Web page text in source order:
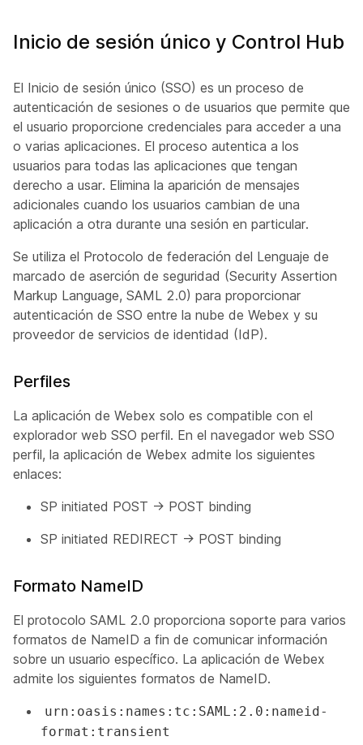
Inicio de sesión único y Control Hub
El Inicio de sesión único (SSO) es un proceso de
autenticación de sesiones o de usuarios que permite que
el usuario proporcione credenciales para acceder a una
o varias aplicaciones. El proceso autentica a los
usuarios para todas las aplicaciones que tengan
derecho a usar. Elimina la aparición de mensajes
adicionales cuando los usuarios cambian de una
aplicación a otra durante una sesión en particular.
Se utiliza el Protocolo de federación del Lenguaje de
marcado de aserción de seguridad (Security Assertion
Markup Language, SAML 2.0) para proporcionar
autenticación de SSO entre la nube de Webex y su
proveedor de servicios de identidad (IdP).
Perfiles
La aplicación de Webex solo es compatible con el
explorador web SSO perfil. En el navegador web SSO
perfil, la aplicación de Webex admite los siguientes
enlaces:
SP initiated POST -> POST binding
SP initiated REDIRECT -> POST binding
Formato NameID
El protocolo SAML 2.0 proporciona soporte para varios
formatos de NameID a fin de comunicar información
sobre un usuario específico. La aplicación de Webex
admite los siguientes formatos de NameID.
urn:oasis:names:tc:SAML:2.0:nameid-
format:transient